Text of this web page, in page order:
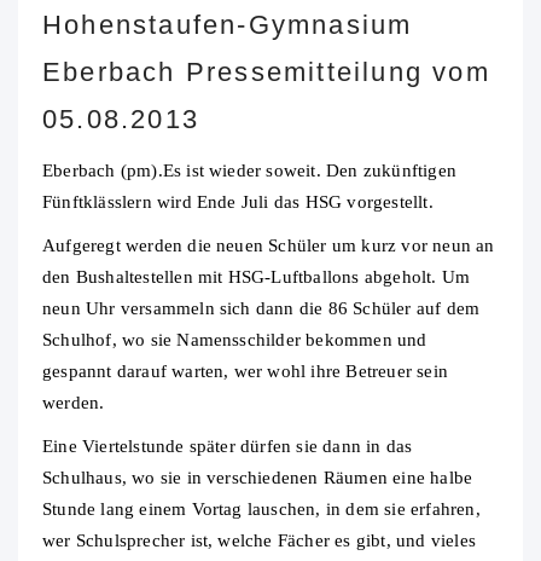
Hohenstaufen-Gymnasium
Eberbach Pressemitteilung vom
05.08.2013
Eberbach (pm).Es ist wieder soweit. Den zukünftigen
Fünftklässlern wird Ende Juli das HSG vorgestellt.
Aufgeregt werden die neuen Schüler um kurz vor neun an
den Bushaltestellen mit HSG-Luftballons abgeholt. Um
neun Uhr versammeln sich dann die 86 Schüler auf dem
Schulhof, wo sie Namensschilder bekommen und
gespannt darauf warten, wer wohl ihre Betreuer sein
werden.
Eine Viertelstunde später dürfen sie dann in das
Schulhaus, wo sie in verschiedenen Räumen eine halbe
Stunde lang einem Vortag lauschen, in dem sie erfahren,
wer Schulsprecher ist, welche Fächer es gibt, und vieles